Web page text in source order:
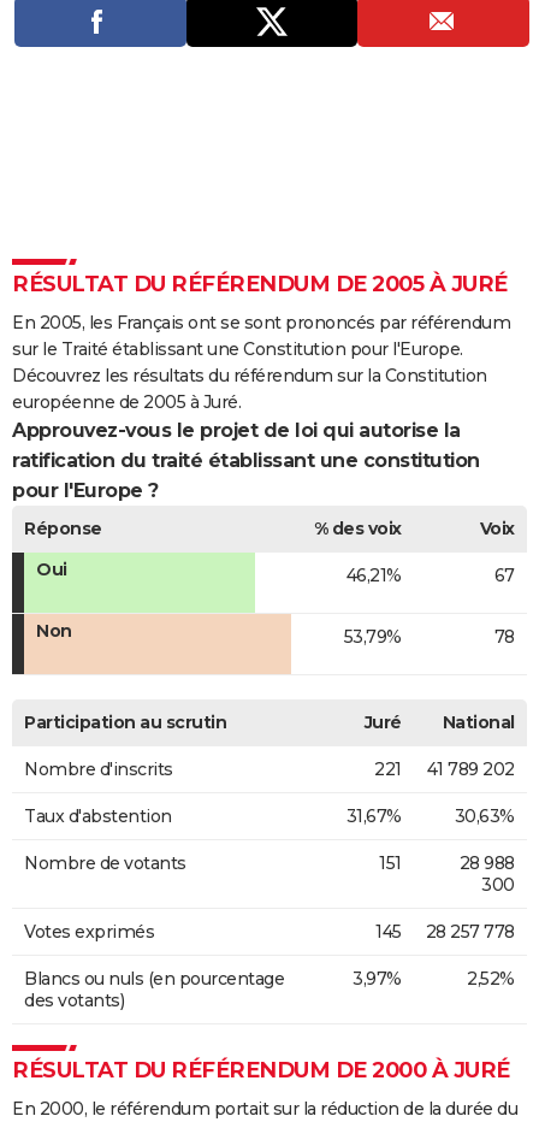
Destinations
Voyage nature
Voyage de noces
Dictionnaire
Biographies
Citations
Expressions
Proverbes
PROGRAMME TV
COPAINS D'AVANT
S'inscrire
Se connecter
Lycées
Collèges
Primaires
Universités
Entreprises
Service militaire
Avis de recherche
AVIS DE DÉCÈS
FORUM
Bricolage
Lifestyle
Culture
Sport
Auto
Television
Voyage
Cinema
RÉSULTAT DU RÉFÉRENDUM DE 2005 À JURÉ
En 2005, les Français ont se sont prononcés par référendum
sur le Traité établissant une Constitution pour l'Europe.
Découvrez les résultats du référendum sur la Constitution
européenne de 2005 à Juré.
Approuvez-vous le projet de loi qui autorise la
ratification du traité établissant une constitution
pour l'Europe ?
Réponse % des voix
Voix
Oui
46,21% 67
Non 53,79% 78
Participation au scrutin Juré National
Nombre d'inscrits 221 41 789 202
Taux d'abstention 31,67% 30,63%
Nombre de votants 151
28 988
300
Votes exprimés 145 28 257 778
Blancs ou nuls (en pourcentage
des votants)
3,97% 2,52%
RÉSULTAT DU RÉFÉRENDUM DE 2000 À JURÉ
En 2000, le référendum portait sur la réduction de la durée du